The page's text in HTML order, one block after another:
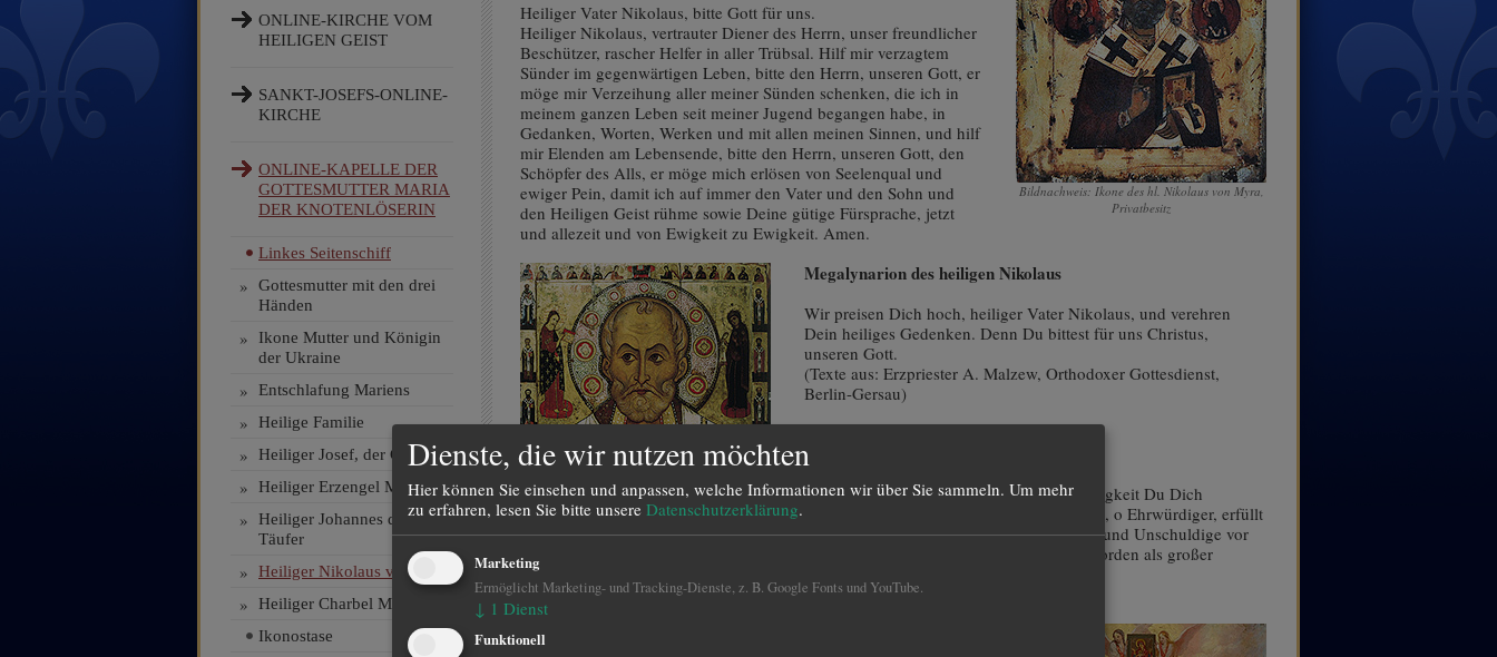
ONLINE-KIRCHE VOM
HEILIGEN GEIST
SANKT-JOSEFS-ONLINE-
KIRCHE
ONLINE-KAPELLE DER
GOTTESMUTTER MARIA
DER KNOTENLÖSERIN
Linkes Seitenschiff
»
Gottesmutter mit den drei
Händen
»
Ikone Mutter und Königin
der Ukraine
» Entschlafung Mariens
» Heilige Familie
» Heiliger Josef, der Gerechte
» Heiliger Erzengel Michael
»
Heiliger Johannes der
Täufer
» Heiliger Nikolaus von Myra
»
Heiliger Charbel Makhlouf
Ikonostase
Bildnachweis: Ikone des hl. Nikolaus von Myra,
Privatbesitz
Heiliger Vater Nikolaus, bitte Gott für uns.
Heiliger Nikolaus, vertrauter Diener des Herrn, unser freundlicher
Beschützer, rascher Helfer in aller Trübsal. Hilf mir verzagtem
Sünder im gegenwärtigen Leben, bitte den Herrn, unseren Gott, er
möge mir Verzeihung aller meiner Sünden schenken, die ich in
meinem ganzen Leben seit meiner Jugend begangen habe, in
Gedanken, Worten, Werken und mit allen meinen Sinnen, und hilf
mir Elenden am Lebensende, bitte den Herrn, unseren Gott, den
Schöpfer des Alls, er möge mich erlösen von Seelenqual und
ewiger Pein, damit ich auf immer den Vater und den Sohn und
den Heiligen Geist rühme sowie Deine gütige Fürsprache, jetzt
und allezeit und von Ewigkeit zu Ewigkeit. Amen.
Hochgeladen von Aleksa Petrov, Wikimedia
Megalynarion des heiligen Nikolaus
Wir preisen Dich hoch, heiliger Vater Nikolaus, und verehren
Dein heiliges Gedenken. Denn Du bittest für uns Christus,
unseren Gott.
(Texte aus: Erzpriester A. Malzew, Orthodoxer Gottesdienst,
Berlin-Gersau)
Donnerstagsgebet zum heiligen Nikolaus
Zu Myra, o Heiliger, hast als Täter der Heiligkeit Du Dich
erwiesen, denn Christi Evangelium hast Du, o Ehrwürdiger, erfüllt
als Du Dein Leben hingabst für Dein Volk und Unschuldige vor
dem Tod bewahrtest, so bist Du heilig geworden als großer
(Kontakion im 3. Ton)
Dienste, die wir nutzen möchten
Hier können Sie einsehen und anpassen, welche Informationen wir über Sie sammeln. Um mehr
zu erfahren, lesen Sie bitte unsere Datenschutzerklärung.
Marketing
Ermöglicht Marketing- und Tracking-Dienste, z. B. Google Fonts und YouTube.
↓ 1 Dienst
Funktionell